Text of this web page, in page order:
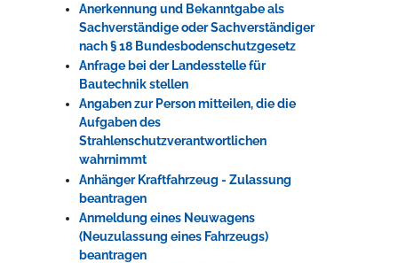
Anerkennung und Bekanntgabe als
Sachverständige oder Sachverständiger
nach § 18 Bundesbodenschutzgesetz
Anfrage bei der Landesstelle für
Bautechnik stellen
Angaben zur Person mitteilen, die die
Aufgaben des
Strahlenschutzverantwortlichen
wahrnimmt
Anhänger Kraftfahrzeug - Zulassung
beantragen
Anmeldung eines Neuwagens
(Neuzulassung eines Fahrzeugs)
beantragen